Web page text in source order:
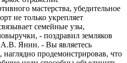
мастерства, убедительное
не только укрепляет
семейные узы,
- поздравил земляков
А.В. Янин. - Вы являетесь
продемонстрировав, что